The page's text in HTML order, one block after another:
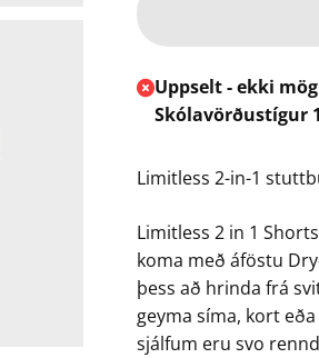
Uppselt - ekki
Skólavörðustígur
Limitless 2-in-1
Limitless 2 in 1
koma með áföstu
þess að hrinda frá
geyma síma, kort
sjálfum eru svo